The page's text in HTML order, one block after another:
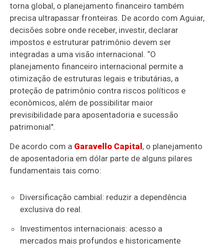
torna global, o planejamento financeiro também
precisa ultrapassar fronteiras. De acordo com Aguiar,
decisões sobre onde receber, investir, declarar
impostos e estruturar patrimônio devem ser
integradas a uma visão internacional. “O
planejamento financeiro internacional permite a
otimização de estruturas legais e tributárias, a
proteção de patrimônio contra riscos políticos e
econômicos, além de possibilitar maior
previsibilidade para aposentadoria e sucessão
patrimonial".
De acordo com a Garavello Capital, o planejamento
de aposentadoria em dólar parte de alguns pilares
fundamentais tais como:
Diversificação cambial: reduzir a dependência
exclusiva do real.
Investimentos internacionais: acesso a
mercados mais profundos e historicamente